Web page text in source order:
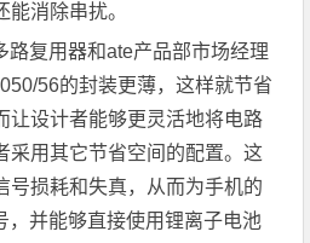
消除串扰。
路复用器和ate产品部市场经理
56的封装更薄，这样就节省
让设计者能够更灵活地将电路
采用其它节省空间的配置。这
号损耗和失真，从而为手机的
，并能够直接使用锂离子电池